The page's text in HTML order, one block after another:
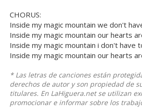
CHORUS:
Inside my magic mountain we don't
Inside my magic mountain our hearts
Inside my magic mountain i don't have
Inside my magic mountain our hearts
* Las letras de canciones están
derechos de autor y son propiedad de
titulares. En LaHiguera.net se utilizan
promocionar e informar sobre los